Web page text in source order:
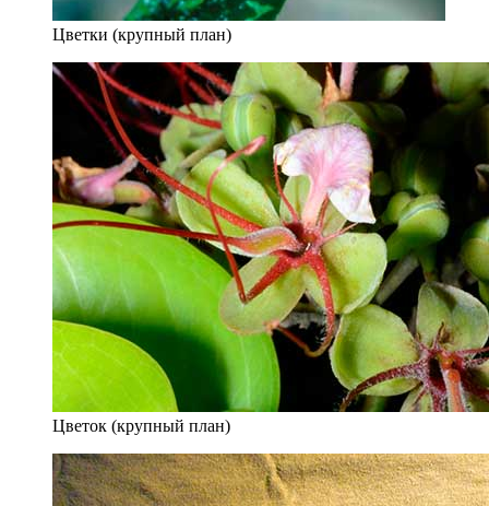
Цветки (крупный план)
Цветок (крупный план)